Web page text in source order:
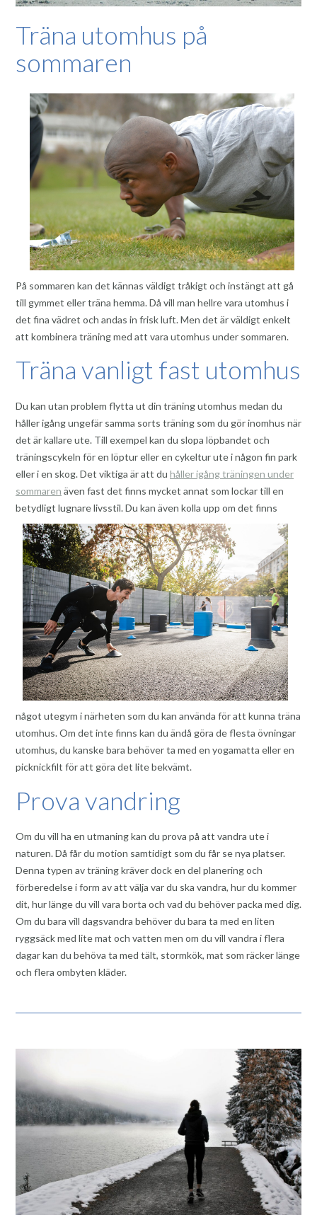
Träna utomhus på
sommaren
På sommaren kan det kännas väldigt tråkigt och instängt att gå
till gymmet eller träna hemma. Då vill man hellre vara utomhus i
det fina vädret och andas in frisk luft. Men det är väldigt enkelt
att kombinera träning med att vara utomhus under sommaren.
Träna vanligt fast utomhus
Du kan utan problem flytta ut din träning utomhus medan du
håller igång ungefär samma sorts träning som du gör inomhus när
det är kallare ute. Till exempel kan du slopa löpbandet och
träningscykeln för en löptur eller en cykeltur ute i någon fin park
eller i en skog. Det viktiga är att du håller igång träningen under
sommaren även fast det finns mycket annat som lockar till en
betydligt lugnare livsstil. Du kan även kolla upp om det finns
något utegym i närheten som du kan använda för att kunna träna
utomhus. Om det inte finns kan du ändå göra de flesta övningar
utomhus, du kanske bara behöver ta med en yogamatta eller en
picknickfilt för att göra det lite bekvämt.
Prova vandring
Om du vill ha en utmaning kan du prova på att vandra ute i
naturen. Då får du motion samtidigt som du får se nya platser.
Denna typen av träning kräver dock en del planering och
förberedelse i form av att välja var du ska vandra, hur du kommer
dit, hur länge du vill vara borta och vad du behöver packa med dig.
Om du bara vill dagsvandra behöver du bara ta med en liten
ryggsäck med lite mat och vatten men om du vill vandra i flera
dagar kan du behöva ta med tält, stormkök, mat som räcker länge
och flera ombyten kläder.